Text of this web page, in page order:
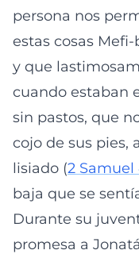
persona nos
estas cosas
y que
cuando estaban
sin pastos, que
cojo de sus pies,
lisiado (2 Samuel
baja que se
Durante su
promesa a